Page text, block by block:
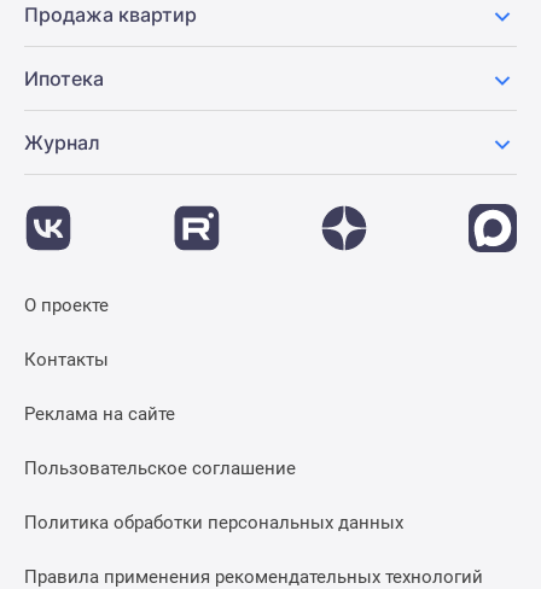
реновации
Москве
Новостройки
премиум-
класса
Новостройки
бизнес-
класса
Траншевая
Дома
Коттеджные
Москве
Продажа квартир
Ипотека
Журнал
О проекте
Контакты
Реклама на сайте
Пользовательское соглашение
Политика обработки персональных данных
Правила применения рекомендательных технологий